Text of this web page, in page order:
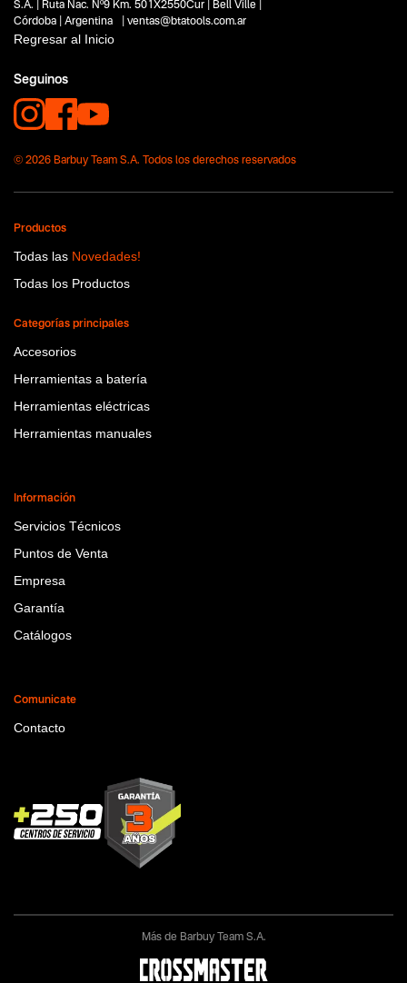
S.A. | Ruta Nac. Nº9 Km. 501X2550Cur | Bell Ville |
Córdoba | Argentina | ventas@btatools.com.ar
Regresar al Inicio
Seguinos
© 2026 Barbuy Team S.A. Todos los derechos reservados
Productos
Todas las Novedades!
Todas los Productos
Categorías principales
Accesorios
Herramientas a batería
Herramientas eléctricas
Herramientas manuales
Información
Servicios Técnicos
Puntos de Venta
Empresa
Garantía
Catálogos
Comunicate
Contacto
Más de Barbuy Team S.A.